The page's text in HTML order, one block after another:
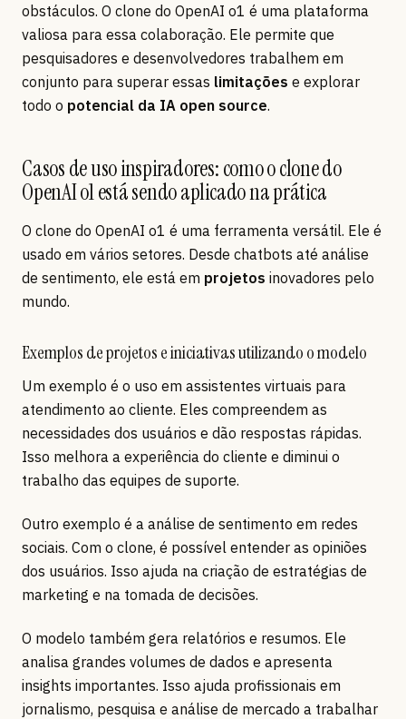
obstáculos. O clone do OpenAI o1 é uma plataforma
valiosa para essa colaboração. Ele permite que
pesquisadores e desenvolvedores trabalhem em
conjunto para superar essas limitações e explorar
todo o potencial da IA open source.
Casos de uso inspiradores: como o clone do
OpenAI o1 está sendo aplicado na prática
O clone do OpenAI o1 é uma ferramenta versátil. Ele é
usado em vários setores. Desde chatbots até análise
de sentimento, ele está em projetos inovadores pelo
mundo.
Exemplos de projetos e iniciativas utilizando o modelo
Um exemplo é o uso em assistentes virtuais para
atendimento ao cliente. Eles compreendem as
necessidades dos usuários e dão respostas rápidas.
Isso melhora a experiência do cliente e diminui o
trabalho das equipes de suporte.
Outro exemplo é a análise de sentimento em redes
sociais. Com o clone, é possível entender as opiniões
dos usuários. Isso ajuda na criação de estratégias de
marketing e na tomada de decisões.
O modelo também gera relatórios e resumos. Ele
analisa grandes volumes de dados e apresenta
insights importantes. Isso ajuda profissionais em
jornalismo, pesquisa e análise de mercado a trabalhar